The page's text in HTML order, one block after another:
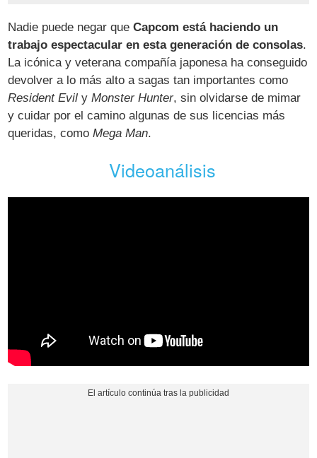
Nadie puede negar queCapcom está haciendo un
trabajo espectacular en esta generación de consolas.
La icónica y veterana compañía japonesa ha conseguido
devolver a lo más alto a sagas tan importantes como
Resident Evil yMonster Hunter, sin olvidarse de mimar
y cuidar por el camino algunas de sus licencias más
queridas, comoMega Man.
Videoanálisis